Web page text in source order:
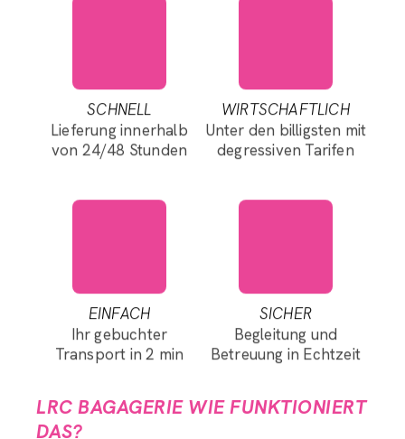
SCHNELL
Lieferung innerhalb
von 24/48 Stunden
WIRTSCHAFTLICH
Unter den billigsten mit
degressiven Tarifen
EINFACH
Ihr gebuchter
Transport in 2 min
SICHER
Begleitung und
Betreuung in Echtzeit
LRC BAGAGERIE WIE FUNKTIONIERT
DAS?